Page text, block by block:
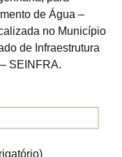
de Água –
no Município
de Infraestrutura
SEINFRA.